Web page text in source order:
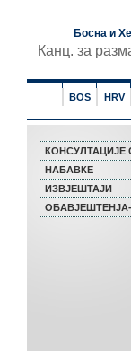
Босна и
Канц. за
BOS HRV
НАБАВКЕ
ИЗВЈЕШТАЈИ